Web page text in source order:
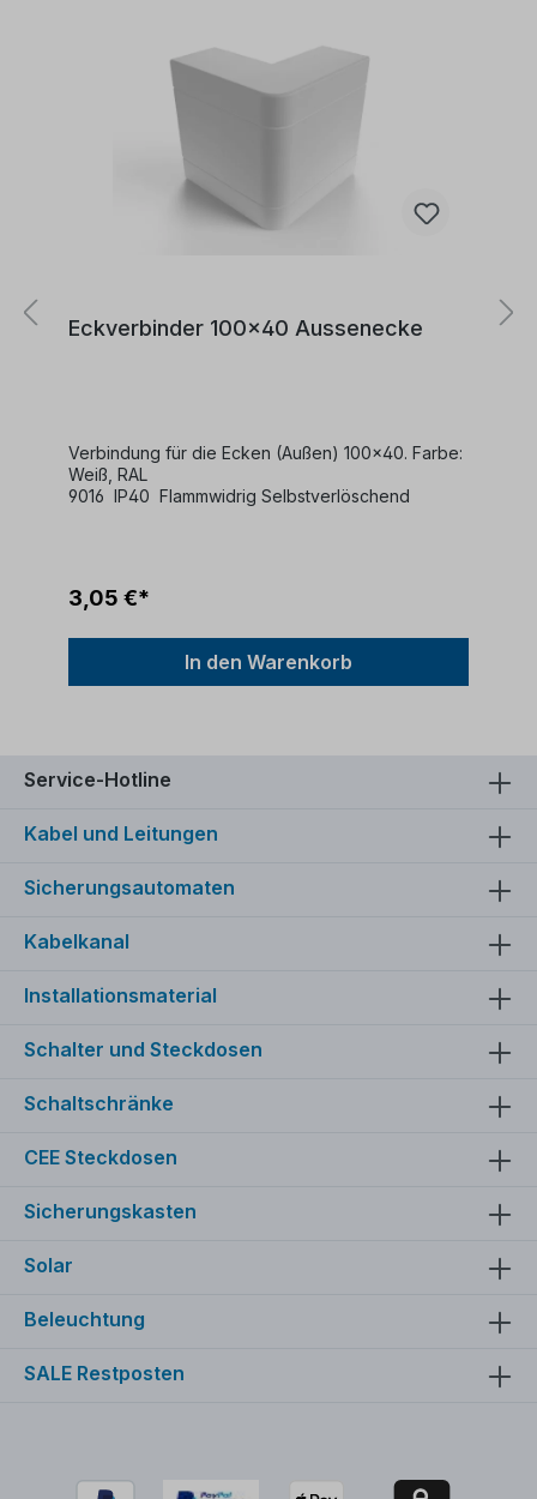
Eckverbinder 100x40 Aussenecke
Verbindung für die Ecken (Außen) 100x40. Farbe:
Weiß, RAL
9016 IP40 Flammwidrig Selbstverlöschend
3,05 €*
In den Warenkorb
Service-Hotline
Kabel und Leitungen
Sicherungsautomaten
Kabelkanal
Installationsmaterial
Schalter und Steckdosen
Schaltschränke
CEE Steckdosen
Sicherungskasten
Solar
Beleuchtung
SALE Restposten